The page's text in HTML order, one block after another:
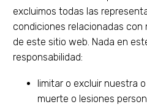
excluimos todas las
condiciones relacionadas
de este sitio web. Nada en
responsabilidad:
limitar o excluir nuestra
muerte o lesiones